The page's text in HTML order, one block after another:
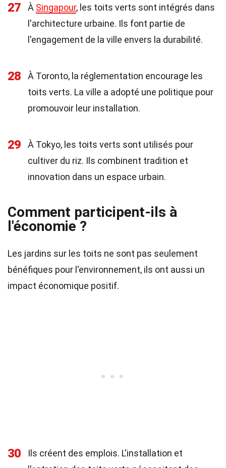
27 À Singapour, les toits verts sont intégrés dans
l'architecture urbaine. Ils font partie de
l'engagement de la ville envers la durabilité.
28
À Toronto, la réglementation encourage les
toits verts. La ville a adopté une politique pour
promouvoir leur installation.
29
À Tokyo, les toits verts sont utilisés pour
cultiver du riz. Ils combinent tradition et
innovation dans un espace urbain.
Comment participent-ils à
l'économie ?
Les jardins sur les toits ne sont pas seulement
bénéfiques pour l'environnement, ils ont aussi un
impact économique positif.
30
Ils créent des emplois. L'installation et